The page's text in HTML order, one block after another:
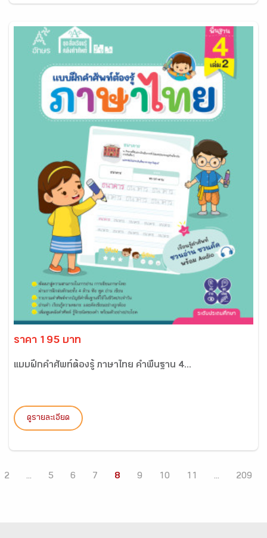
ราคา 195 บาท
แบบฝึกคำศัพท์ต้องรู้ ภาษาไทย คำพื้นฐาน 4...
ดูรายละเอียด
2 ... 5 6 7 8 9 10 11 ... 209